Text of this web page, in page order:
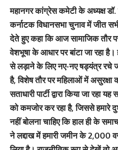
महानगर कांग्रेस कमेटी के अध्यक्ष
कर्नाटक विधानसभा चुनाव में जीत
देते हुए कहा कि आज सामाजिक तौर
वेशभूषा के आधार पर बांटा जा रहा
से लड़ाने के लिए नए-नए षड्यंत्र रचे
है, विशेष तौर पर महिलाओं में असुरक्षा
सताधारी पार्टी द्वारा किया जा रहा
को कमजोर कर रहा है, जिससे हमारे
नहीं बोलना चाहिए कि हाल ही के
ने लद्दाख में हमारी जमीन के 2,000